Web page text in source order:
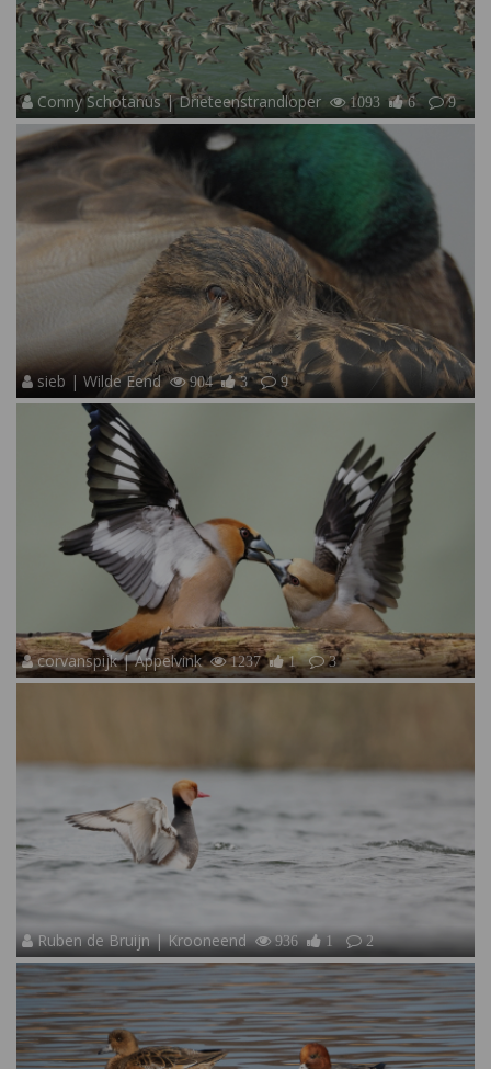
Conny Schotanus | Drieteenstrandloper 1093 6 9
sieb | Wilde Eend 904 3 9
corvanspijk | Appelvink 1237 1 3
Ruben de Bruijn | Krooneend 936 1 2